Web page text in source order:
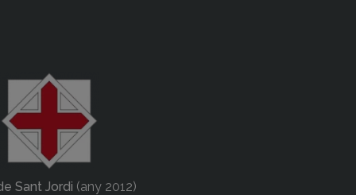
Sant Jordi (any 2012)